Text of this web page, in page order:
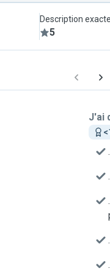
Description exacte
5
J'ai